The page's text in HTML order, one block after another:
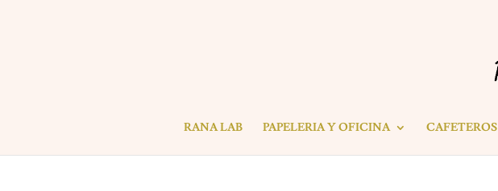
RANA LAB PAPELERIA Y OFICINA CAFETEROS